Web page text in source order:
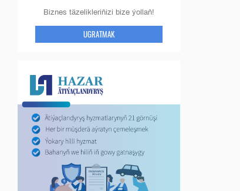
Biznes täzelikleriňizi bize ýollaň!
UGRATMAK